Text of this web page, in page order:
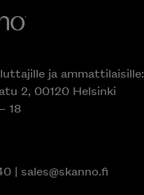
ja ammattilaisille:
2, 00120 Helsinki
18
| sales@skanno.fi